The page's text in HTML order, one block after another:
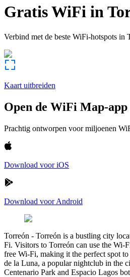
Gratis WiFi in
Verbind met de beste WiFi-hotspots in
Kaart uitbreiden
Open de WiFi Map-app
Prachtig ontworpen voor miljoenen
Download voor iOS
Download voor Android
Torreón - Torreón is a bustling city
Fi. Visitors to Torreón can use the Wi-
free Wi-Fi, making it the perfect spot
de la Luna, a popular nightclub in the
Centenario Park and Espacio Lagos